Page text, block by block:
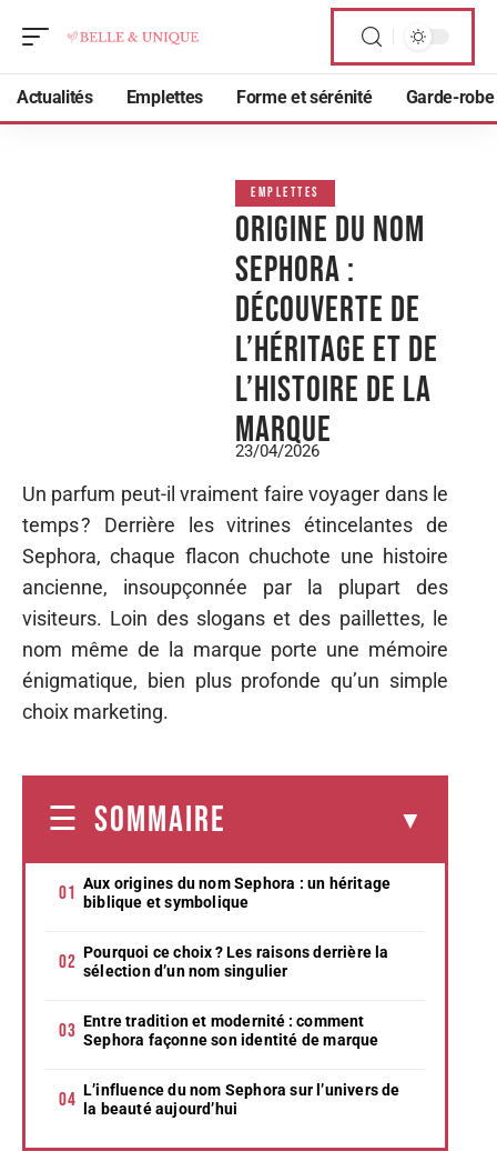
Actualités Emplettes Forme et sérénité Garde-robe
EMPLETTES
Origine du nom
Sephora :
découverte de
l’héritage et de
l’histoire de la
marque
23/04/2026
Un parfum peut-il vraiment faire voyager dans le
temps ? Derrière les vitrines étincelantes de
Sephora, chaque flacon chuchote une histoire
ancienne, insoupçonnée par la plupart des
visiteurs. Loin des slogans et des paillettes, le
nom même de la marque porte une mémoire
énigmatique, bien plus profonde qu’un simple
choix marketing.
SOMMAIRE
Aux origines du nom Sephora : un héritage
biblique et symbolique
Pourquoi ce choix ? Les raisons derrière la
sélection d’un nom singulier
Entre tradition et modernité : comment
Sephora façonne son identité de marque
L’influence du nom Sephora sur l’univers de
la beauté aujourd’hui